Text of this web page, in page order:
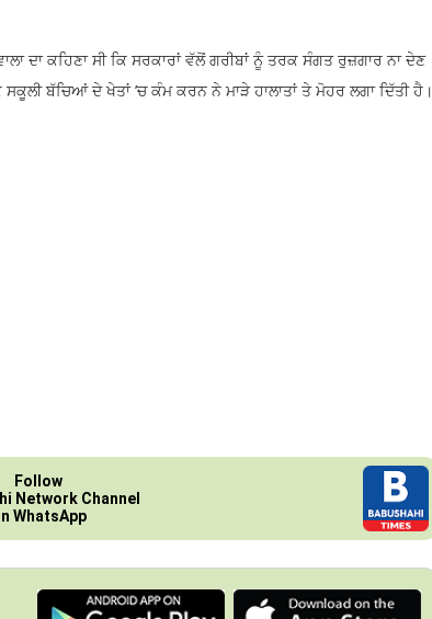
ਦਾ ਕਹਿਣਾ ਸੀ ਕਿ ਸਰਕਾਰਾਂ ਵੱਲੋਂ ਗਰੀਬਾਂ ਨੂੰ ਤਰਕ ਸੰਗਤ ਰੁਜ਼ਗਾਰ ਨਾ ਦੇਣ
ਸਕੂਲੀ ਬੱਚਿਆਂ ਦੇ ਖੇਤਾਂ ’ਚ ਕੰਮ ਕਰਨ ਨੇ ਮਾੜੇ ਹਾਲਾਤਾਂ ਤੇ ਮੋਹਰ ਲਗਾ ਦਿੱਤੀ ਹੈ।
Follow
Network Channel
WhatsApp